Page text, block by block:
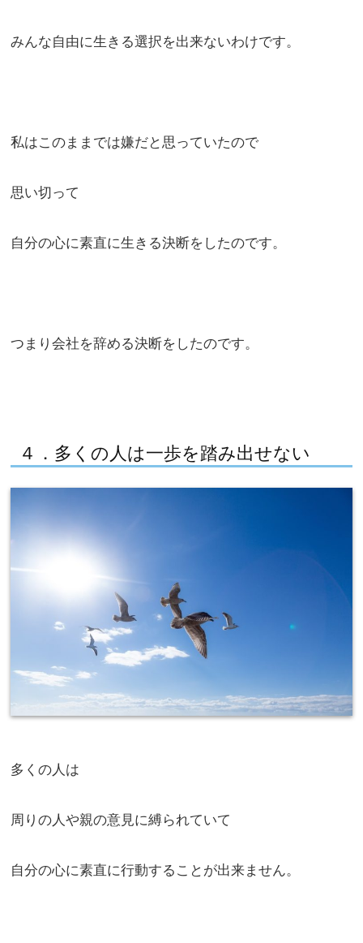
みんな自由に生きる選択を出来ないわけです。
私はこのままでは嫌だと思っていたので
思い切って
自分の心に素直に生きる決断をしたのです。
つまり会社を辞める決断をしたのです。
４．多くの人は一歩を踏み出せない
多くの人は
周りの人や親の意見に縛られていて
自分の心に素直に行動することが出来ません。